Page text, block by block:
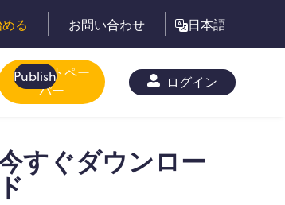
る お問い合わせ 日本語
Publish
ホワイトペー
パー
ログイン
すぐダウンロー
ド